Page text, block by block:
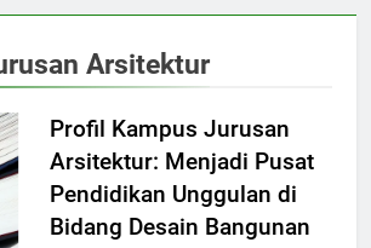
Arsitektur
Profil Kampus Jurusan
Arsitektur: Menjadi Pusat
Pendidikan Unggulan di
Bidang Desain Bangunan